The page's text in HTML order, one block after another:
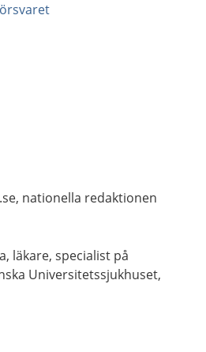
nationella redaktionen
läkare, specialist på
Universitetssjukhuset,